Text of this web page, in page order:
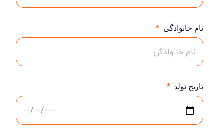
نام خانوادگی
تاریخ تولد